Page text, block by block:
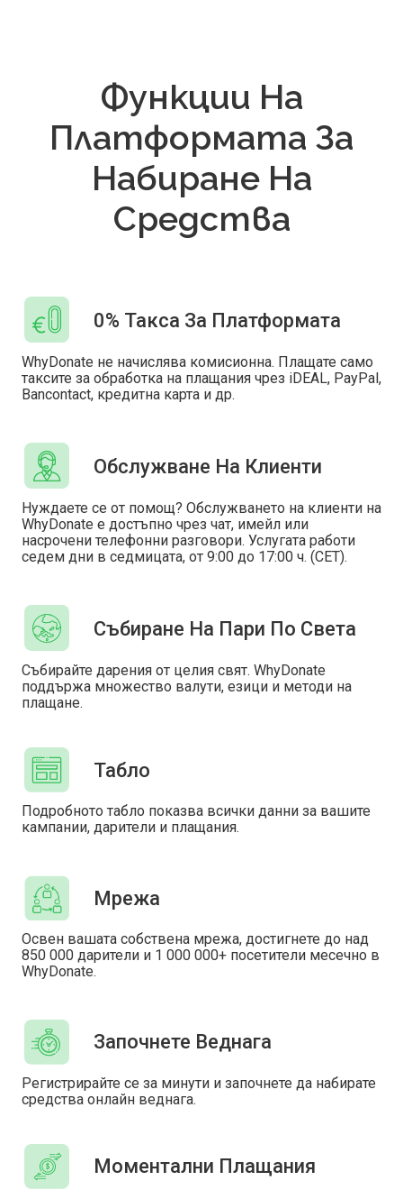
Функции На
Платформата За
Набиране На
Средства
0% Такса За Платформата
WhyDonate не начислява комисионна. Плащате само
таксите за обработка на плащания чрез iDEAL, PayPal,
Bancontact, кредитна карта и др.
Обслужване На Клиенти
Нуждаете се от помощ? Обслужването на клиенти на
WhyDonate е достъпно чрез чат, имейл или
насрочени телефонни разговори. Услугата работи
седем дни в седмицата, от 9:00 до 17:00 ч. (CET).
Събиране На Пари По Света
Събирайте дарения от целия свят. WhyDonate
поддържа множество валути, езици и методи на
плащане.
Табло
Подробното табло показва всички данни за вашите
кампании, дарители и плащания.
Мрежа
Освен вашата собствена мрежа, достигнете до над
850 000 дарители и 1 000 000+ посетители месечно в
WhyDonate.
Започнете Веднага
Регистрирайте се за минути и започнете да набирате
средства онлайн веднага.
Моментални Плащания